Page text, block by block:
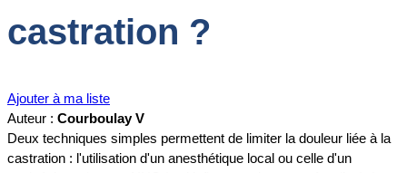
castration ?
Ajouter à ma liste
Auteur : Courboulay V
Deux techniques simples permettent de limiter la douleur liée à la
castration : l'utilisation d'un anesthétique local ou celle d'un